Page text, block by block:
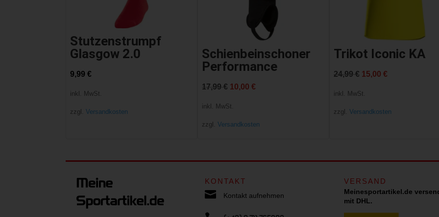
Stutzenstrumpf
Glasgow 2.0
9,99€
inkl. MwSt.
zzgl. Versandkosten
Schienbeinschoner
Performance
17,99€ Ursprünglicher
10,00€
inkl. MwSt.
zzgl. Versandkosten
Trikot Iconic KA
24,99 € Ursprünglicher
15,00 €
inkl. MwSt.
zzgl. Versandkosten
KONTAKT
 Kontakt aufnehmen
VERSAND
Meinesportartikel.de
mit DHL.